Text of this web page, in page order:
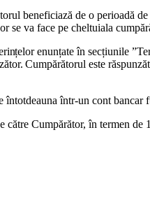
beneficiază de o perioadă
se va face pe cheltuiala
enunțate în secțiunile
Cumpărătorul este
întotdeauna într-un cont bancar
Cumpărător, în termen de